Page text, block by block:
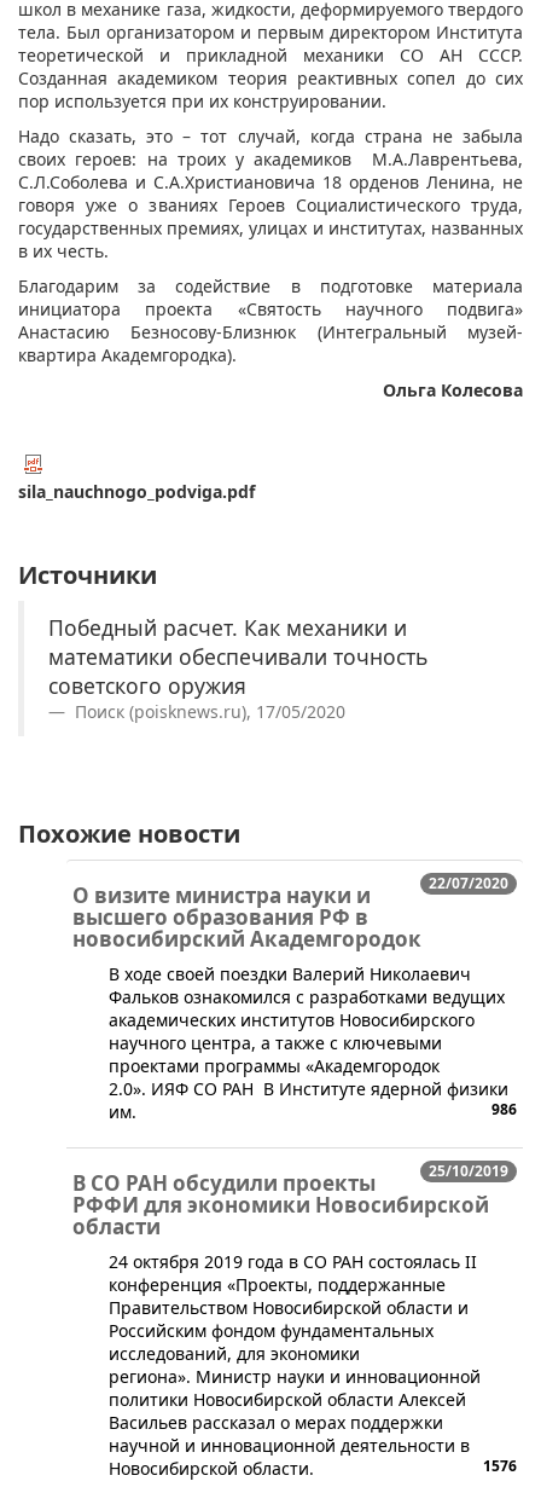
школ в механике газа, жидкости, деформируемого твердого
тела. Был организатором и первым директором Института
теоретической и прикладной механики СО АН СССР.
Созданная академиком теория реактивных сопел до сих
пор используется при их конструировании.
Надо сказать, это – тот случай, когда страна не забыла
своих героев: на троих у академиков М.А.Лаврентьева,
С.Л.Соболева и С.А.Христиановича 18 орденов Ленина, не
говоря уже о званиях Героев Социалистического труда,
государственных премиях, улицах и институтах, названных
в их честь.
Благодарим за содействие в подготовке материала
инициатора проекта «Святость научного подвига»
Анастасию Безносову-Близнюк (Интегральный музей-
квартира Академгородка).
Ольга Колесова
sila_nauchnogo_podviga.pdf
Источники
Победный расчет. Как механики и
математики обеспечивали точность
советского оружия
Поиск (poisknews.ru), 17/05/2020
Похожие новости
22/07/2020
О визите министра науки и
высшего образования РФ в
новосибирский Академгородок
В ходе своей поездки Валерий Николаевич
Фальков ознакомился с разработками ведущих
академических институтов Новосибирского
научного центра, а также с ключевыми
проектами программы «Академгородок
2.0». ИЯФ СО РАН В Институте ядерной физики
им.
986
25/10/2019
В СО РАН обсудили проекты
РФФИ для экономики Новосибирской
области
24 октября 2019 года в СО РАН состоялась II
конференция «Проекты, поддержанные
Правительством Новосибирской области и
Российским фондом фундаментальных
исследований, для экономики
региона». Министр науки и инновационной
политики Новосибирской области Алексей
Васильев рассказал о мерах поддержки
научной и инновационной деятельности в
Новосибирской области.
1576